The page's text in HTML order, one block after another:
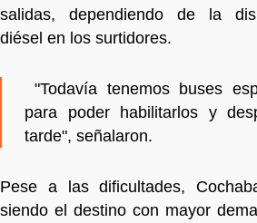
salidas, dependiendo de la
diésel en los surtidores.
"Todavía tenemos buses
para poder habilitarlos y
tarde", señalaron.
Pese a las dificultades,
siendo el destino con mayor